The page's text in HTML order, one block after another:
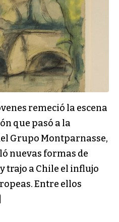
remeció la escena
que pasó a la
Grupo Montparnasse,
nuevas formas de
trajo a Chile el influjo
Entre ellos